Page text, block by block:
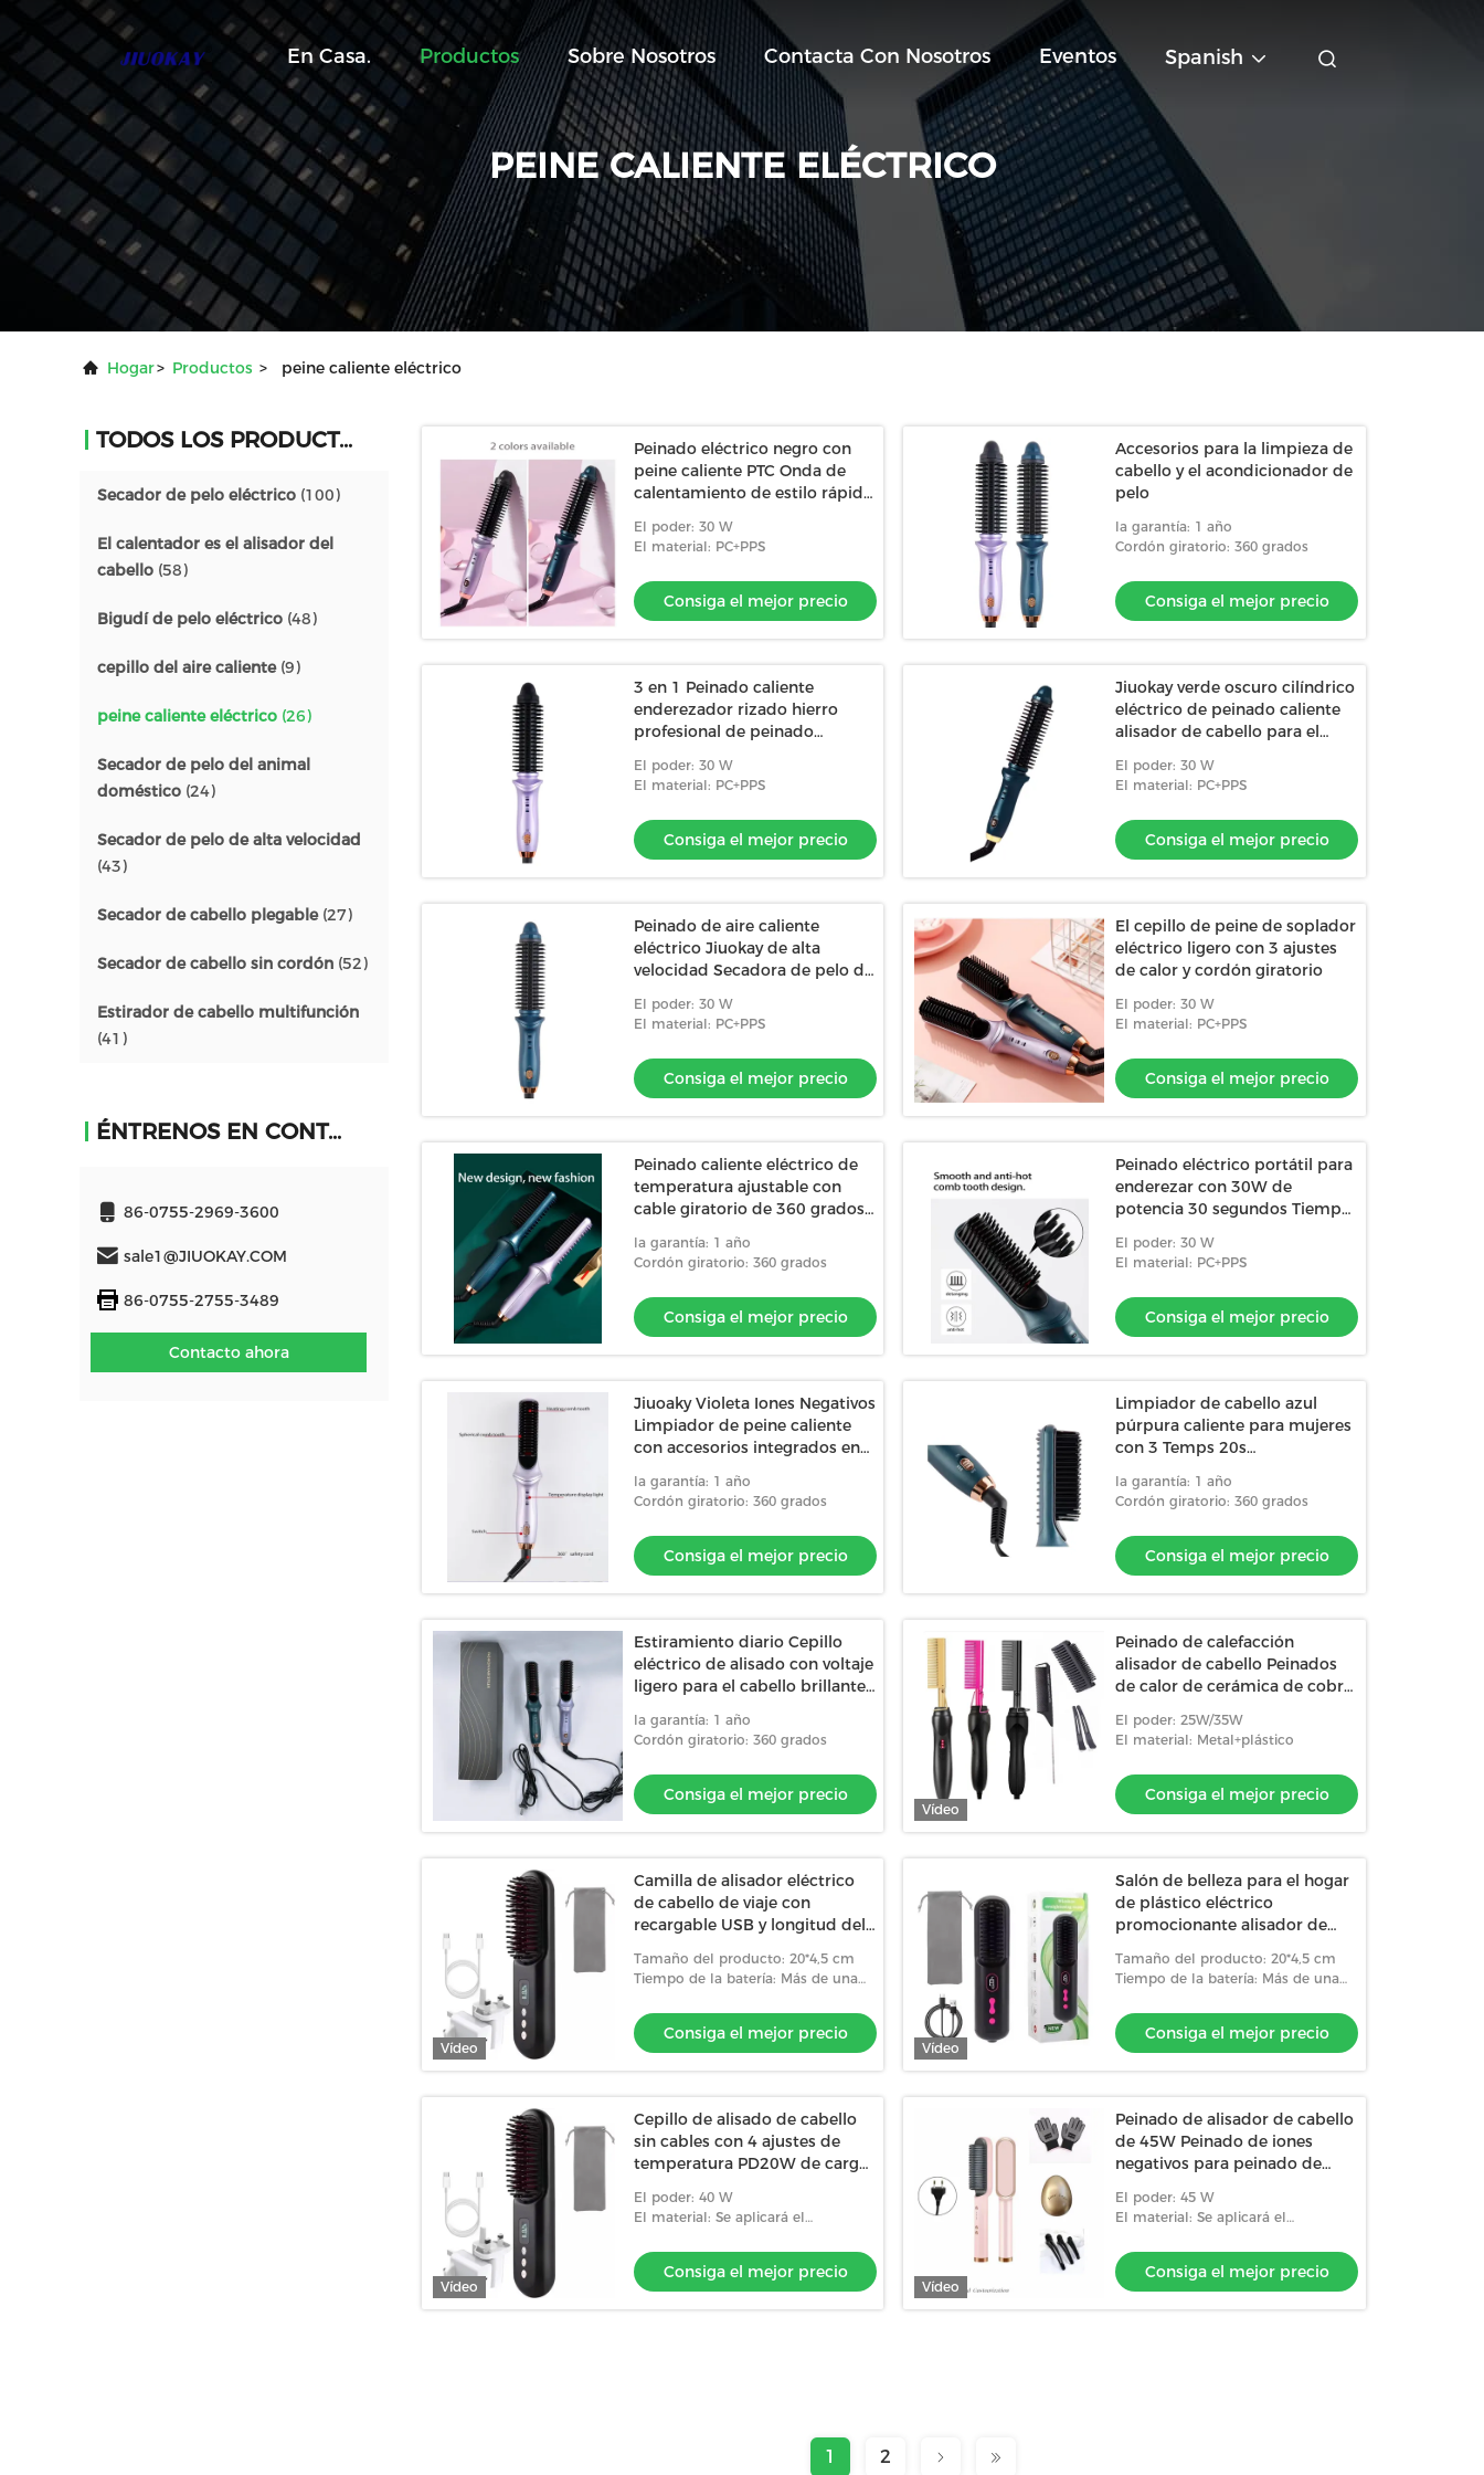
En Casa. Productos Sobre Nosotros Contacta Con Nosotros Eventos Spanish
PEINE CALIENTE ELÉCTRICO
Hogar> Productos > peine caliente eléctrico
TODOS LOS PRODUCTOS
Secador de pelo eléctrico (100)
El calentador es el alisador del
cabello (58)
Bigudí de pelo eléctrico (48)
cepillo del aire caliente(9)
peine caliente eléctrico (26)
Secador de pelo del animal
doméstico (24)
Secador de pelo de alta velocidad
(43)
Secador de cabello plegable(27)
Secador de cabello sin cordón (52)
Estirador de cabello multifunción
(41)
ÉNTRENOS EN CONTACTO CON
86-0755-2969-3600
sale1@JIUOKAY.COM
86-0755-2755-3489
Contacto ahora
Peinado eléctrico negro con
peine caliente PTC Onda de
calentamiento de estilo rápido
El poder: 30 W
El material: PC+PPS
Consiga el mejor precio
Accesorios para la limpieza de
cabello y el acondicionador de
pelo
la garantía: 1 año
Cordón giratorio: 360 grados
Consiga el mejor precio
3 en 1 Peinado caliente
enderezador rizado hierro
profesional de peinado
fijación rápida
El poder: 30 W
El material: PC+PPS
Consiga el mejor precio
Jiuokay verde oscuro cilíndrico
eléctrico de peinado caliente
alisador de cabello para el
El poder: 30 W
El material: PC+PPS
Consiga el mejor precio
Peinado de aire caliente
eléctrico Jiuokay de alta
velocidad Secadora de pelo de
El poder: 30 W
El material: PC+PPS
Consiga el mejor precio
El cepillo de peine de soplador
eléctrico ligero con 3 ajustes
de calor y cordón giratorio
El poder: 30 W
El material: PC+PPS
Consiga el mejor precio
Peinado caliente eléctrico de
temperatura ajustable con
cable giratorio de 360 grados
la garantía: 1 año
Cordón giratorio: 360 grados
Consiga el mejor precio
Peinado eléctrico portátil para
enderezar con 30W de
potencia 30 segundos Tiempo
El poder: 30 W
El material: PC+PPS
Consiga el mejor precio
Jiuoaky Violeta Iones Negativos
Limpiador de peine caliente
con accesorios integrados en
la garantía: 1 año
Cordón giratorio: 360 grados
Consiga el mejor precio
Limpiador de cabello azul
púrpura caliente para mujeres
con 3 Temps 20s
la garantía: 1 año
Cordón giratorio: 360 grados
Consiga el mejor precio
Estiramiento diario Cepillo
eléctrico de alisado con voltaje
ligero para el cabello brillante
la garantía: 1 año
Cordón giratorio: 360 grados
Consiga el mejor precio
Vídeo
Peinado de calefacción
alisador de cabello Peinados
de calor de cerámica de cobre
peinado caliente
El poder: 25W/35W
El material: Metal+plástico
Consiga el mejor precio
Vídeo
Camilla de alisador eléctrico
de cabello de viaje con
recargable USB y longitud del
Tamaño del producto: 20*4,5 cm
Tiempo de la batería: Más de una
Consiga el mejor precio
Vídeo
Salón de belleza para el hogar
de plástico eléctrico
promocionante alisador de
para viajar
Tamaño del producto: 20*4,5 cm
Tiempo de la batería: Más de una
Consiga el mejor precio
Vídeo
Cepillo de alisado de cabello
sin cables con 4 ajustes de
temperatura PD20W de carga
calentamiento rápido contra
El poder: 40 W
El material: Se aplicará el
Consiga el mejor precio
Vídeo
Peinado de alisador de cabello
de 45W Peinado de iones
negativos para peinado de
Peinado rápido de
calentamiento 5 niveles de
temperatura ajustables
El poder: 45 W
El material: Se aplicará el
Consiga el mejor precio
1 2